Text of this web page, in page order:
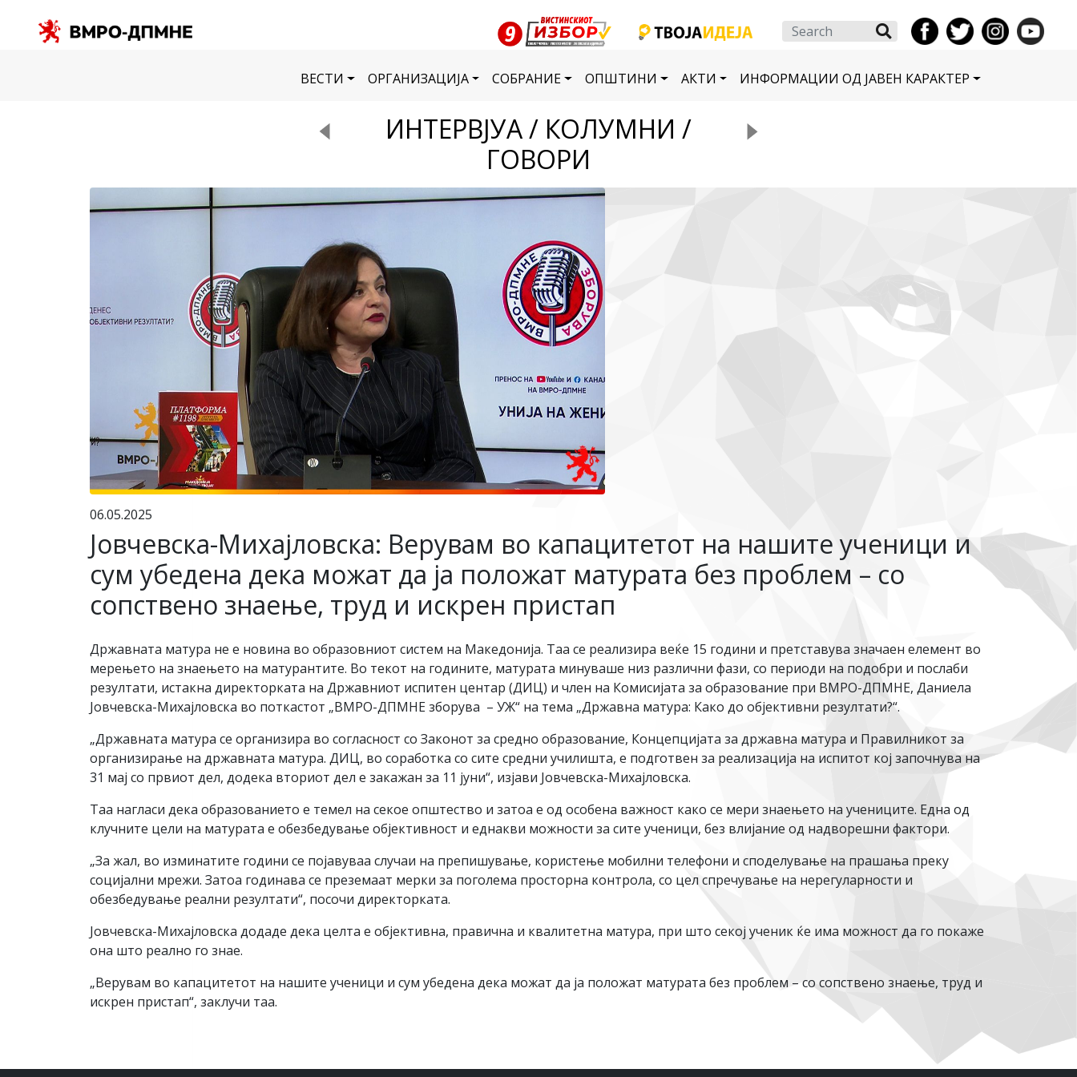
Search
ВЕСТИ ОРГАНИЗАЦИЈА СОБРАНИЕ ОПШТИНИ АКТИ ИНФОРМАЦИИ ОД ЈАВЕН КАРАКТЕР
ИНТЕРВЈУА / КОЛУМНИ /
ГОВОРИ
06.05.2025
Јовчевска-Михајловска: Верувам во капацитетот на нашите ученици и
сум убедена дека можат да ја положат матурата без проблем – со
сопствено знаење, труд и искрен пристап
Државната матура не е новина во образовниот систем на Македонија. Таа се реализира веќе 15 години и претставува значаен елемент во
мерењето на знаењето на матурантите. Во текот на годините, матурата минуваше низ различни фази, со периоди на подобри и послаби
резултати, истакна директорката на Државниот испитен центар (ДИЦ) и член на Комисијата за образование при ВМРО-ДПМНЕ, Даниела
Јовчевска-Михајловска во поткастот „ВМРО-ДПМНЕ зборува – УЖ“ на тема „Државна матура: Како до објективни резултати?“.
„Државната матура се организира во согласност со Законот за средно образование, Концепцијата за државна матура и Правилникот за
организирање на државната матура. ДИЦ, во соработка со сите средни училишта, е подготвен за реализација на испитот кој започнува на
31 мај со првиот дел, додека вториот дел е закажан за 11 јуни“, изјави Јовчевска-Михајловска.
Таа нагласи дека образованието е темел на секое општество и затоа е од особена важност како се мери знаењето на учениците. Една од
клучните цели на матурата е обезбедување објективност и еднакви можности за сите ученици, без влијание од надворешни фактори.
„За жал, во изминатите години се појавуваа случаи на препишување, користење мобилни телефони и споделување на прашања преку
социјални мрежи. Затоа годинава се преземаат мерки за поголема просторна контрола, со цел спречување на нерегуларности и
обезбедување реални резултати“, посочи директорката.
Јовчевска-Михајловска додаде дека целта е објективна, правична и квалитетна матура, при што секој ученик ќе има можност да го покаже
она што реално го знае.
„Верувам во капацитетот на нашите ученици и сум убедена дека можат да ја положат матурата без проблем – со сопствено знаење, труд и
искрен пристап“, заклучи таа.